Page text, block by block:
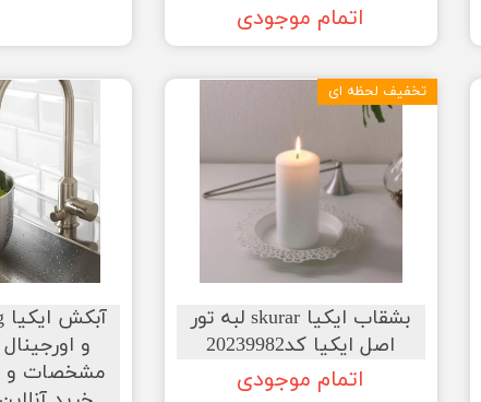
اتمام موجودی
بشقاب ایکیا skurar لبه تور
اصل ایکیا کد20239982
اتمام موجودی
تخفیف لحظه ای
و
مشخصات و